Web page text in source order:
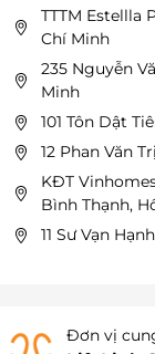
TTTM Estellla
Chí Minh
235 Nguyễn
Minh
101 Tôn Dật
12 Phan Văn
KĐT
Bình Thạnh,
11 Sư Vạn
Đơn vị